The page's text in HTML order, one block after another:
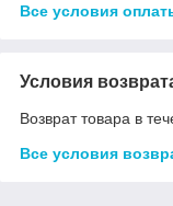
Все условия
Условия
Возврат товара в
Все условия